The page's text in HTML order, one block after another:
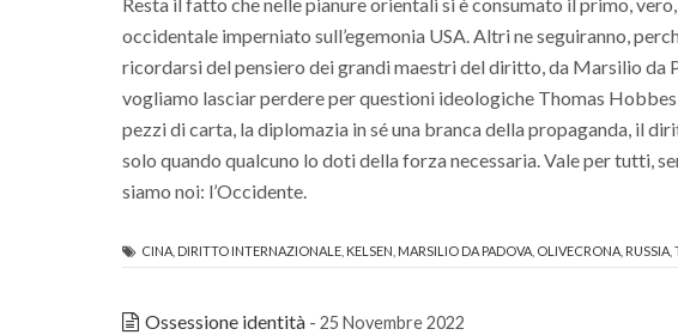
occidentale imperniato sull’egemonia USA. Altri ne seguiranno,
ricordarsi del pensiero dei grandi maestri del diritto, da Marsilio da
vogliamo lasciar perdere per questioni ideologiche Thomas
pezzi di carta, la diplomazia in sé una branca della propaganda, il
solo quando qualcuno lo doti della forza necessaria. Vale per tutti,
siamo noi: l’Occidente.
CINA DIRITTO INTERNAZIONALE KELSEN MARSILIO DA PADOVA OLIVECRONA RUSSIA
Ossessione identità - 25 Novembre 2022